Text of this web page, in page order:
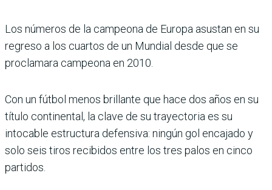
Los números de la cam­peona de Europa asustan en su
regreso a los cuartos de un Mundial desde que se
procla­mara campeona en 2010.
Con un fútbol menos bri­llante que hace dos años en su
título continental, la clave de su trayectoria es su
intocable estructura defensiva: ningún gol encajado y
solo seis tiros recibidos entre los tres palos en cinco
partidos.